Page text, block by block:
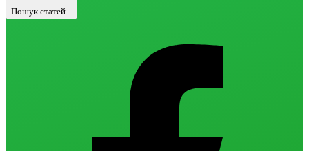
Пошук статей...